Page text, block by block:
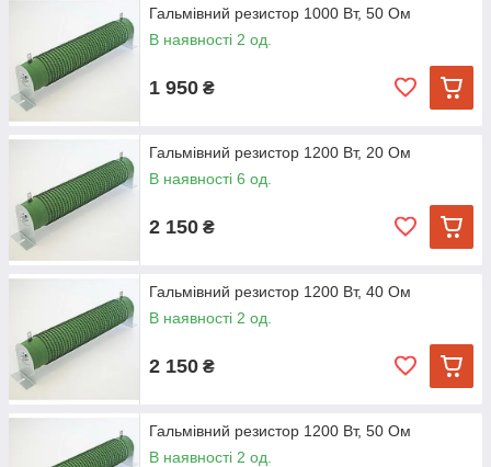
Гальмівний резистор 1000 Вт, 50 Ом
В наявності 2 од.
1 950 ₴
Гальмівний резистор 1200 Вт, 20 Ом
В наявності 6 од.
2 150 ₴
Гальмівний резистор 1200 Вт, 40 Ом
В наявності 2 од.
2 150 ₴
Гальмівний резистор 1200 Вт, 50 Ом
В наявності 2 од.